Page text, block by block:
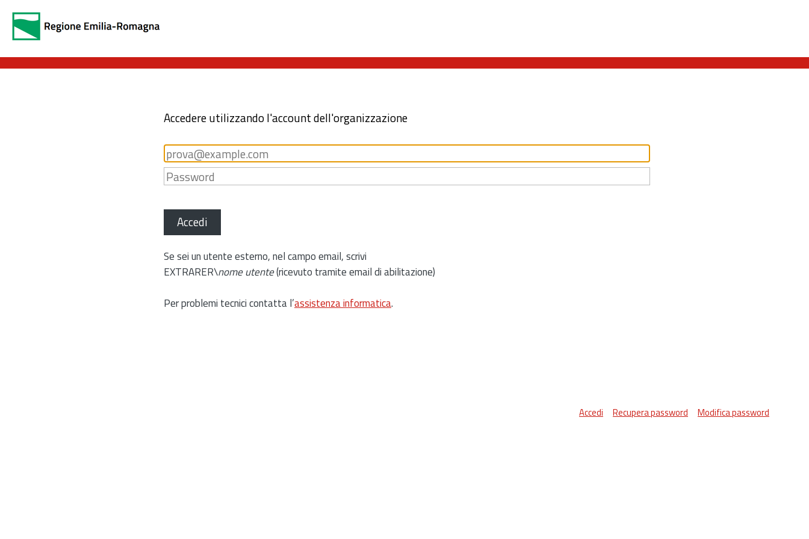
Accedere utilizzando l'account dell'organizzazione
Accedi
Se sei un utente esterno, nel campo email, scrivi
EXTRARER\nome utente(ricevuto tramite email di abilitazione)
Per problemi tecnici contatta l’assistenza informatica.
Accedi Recupera password Modifica password